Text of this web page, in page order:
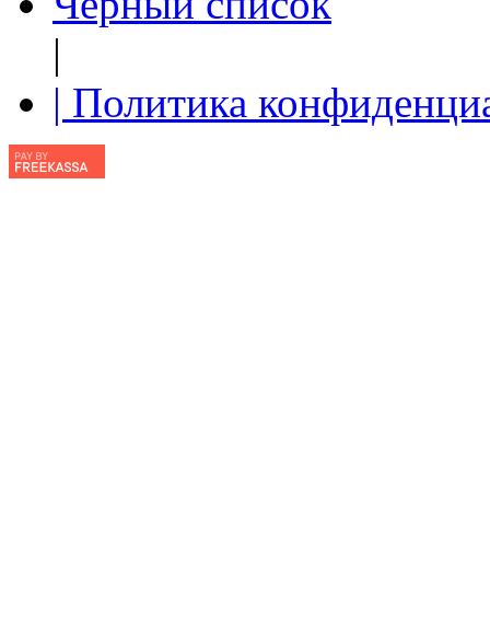
|
| Политика